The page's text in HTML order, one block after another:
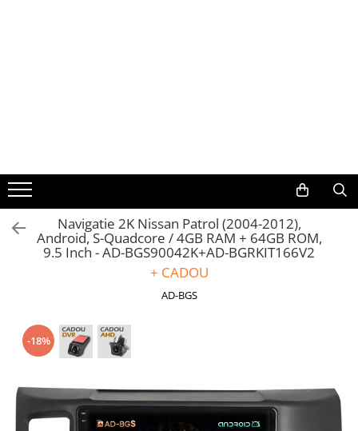
Volkswagen
Audi
Skoda
Opel
Dacia
Navigatie 2K Nissan Patrol (2004-2012),
Android, S-Quadcore / 4GB RAM + 64GB ROM,
9.5 Inch - AD-BGS90042K+AD-BGRKIT166V2
+ CADOU
AD-BGS
-18%